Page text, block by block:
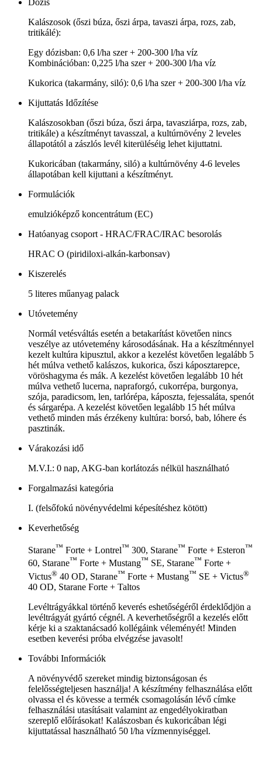
Kalászosok (őszi búza, őszi árpa, tavaszi árpa, rozs, zab,
tritikálé):
Egy dózisban: 0,6 l/ha szer + 200-300 l/ha víz
Kombinációban: 0,225 l/ha szer + 200-300 l/ha víz
Kukorica (takarmány, siló): 0,6 l/ha szer + 200-300 l/ha víz
Kijuttatás Időzítése
Kalászosokban (őszi búza, őszi árpa, tavasziárpa, rozs, zab,
tritikále) a készítményt tavasszal, a kultúrnövény 2 leveles
állapotától a zászlós levél kiterüléséig lehet kijuttatni.
Kukoricában (takarmány, siló) a kultúrnövény 4-6 leveles
állapotában kell kijuttani a készítményt.
Formulációk
emulzióképző koncentrátum (EC)
Hatóanyag csoport - HRAC/FRAC/IRAC besorolás
HRAC O (piridiloxi-alkán-karbonsav)
Kiszerelés
5 literes műanyag palack
Utóvetemény
Normál vetésváltás esetén a betakarítást követően nincs
veszélye az utóvetemény károsodásának. Ha a készítménnyel
kezelt kultúra kipusztul, akkor a kezelést követően legalább 5
hét múlva vethető kalászos, kukorica, őszi káposztarepce,
vöröshagyma és mák. A kezelést követően legalább 10 hét
múlva vethető lucerna, napraforgó, cukorrépa, burgonya,
szója, paradicsom, len, tarlórépa, káposzta, fejessaláta, spenót
és sárgarépa. A kezelést követően legalább 15 hét múlva
vethető minden más érzékeny kultúra: borsó, bab, lóhere és
pasztinák.
Várakozási idő
M.V.I.: 0 nap, AKG-ban korlátozás nélkül használható
Forgalmazási kategória
I. (felsőfokú növényvédelmi képesítéshez kötött)
Keverhetőség
Starane™ Forte + Lontrel™ 300, Starane™ Forte + Esteron™
60, Starane™ Forte + Mustang™ SE, Starane™ Forte +
Victus® 40 OD, Starane™ Forte + Mustang™ SE + Victus®
40 OD, Starane Forte + Taltos
Levéltrágyákkal történő keverés eshetőségéről érdeklődjön a
levéltrágyát gyártó cégnél. A keverhetőségről a kezelés előtt
kérje ki a szaktanácsadó kollégáink véleményét! Minden
esetben keverési próba elvégzése javasolt!
További Információk
A növényvédő szereket mindig biztonságosan és
felelősségteljesen használja! A készítmény felhasználása előtt
olvassa el és kövesse a termék csomagolásán lévő címke
felhasználási utasításait valamint az engedélyokiratban
szereplő előírásokat! Kalászosban és kukoricában légi
kijuttatással használható 50 l/ha vízmennyiséggel.